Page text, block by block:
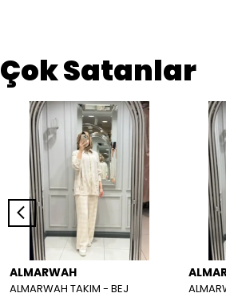
Çok Satanlar
ALMARWAH
ALMARWAH TAKIM - BEJ